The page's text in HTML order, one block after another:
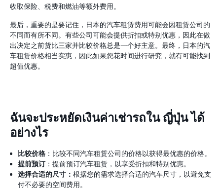
收取保险、税费和燃油等额外费用。
最后，重要的是要记住，日本的汽车租赁费用可能会因租赁公司的
不同而有所不同。有些公司可能会提供折扣或特别优惠，因此在做
出决定之前货比三家并比较价格总是一个好主意。最终，日本的汽
车租赁价格相当实惠，因此如果您花时间进行研究，就有可能找到
超值优惠。
ฉันจะประหยัดเงินค่าเช่ารถใน ญี่ปุ่น ได้
อย่างไร
比较价格 ：比较不同汽车租赁公司的价格以获得最优惠的价格。
提前预订：提前预订汽车租赁，以享受折扣和特别优惠。
选择合适的尺寸： 根据您的需求选择合适的汽车尺寸，以避免支
付不必要的空间费用。